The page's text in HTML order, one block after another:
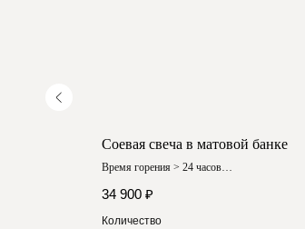
Соевая свеча в матовой банке
Время горения > 24 часов
34 900 ₽
Количество